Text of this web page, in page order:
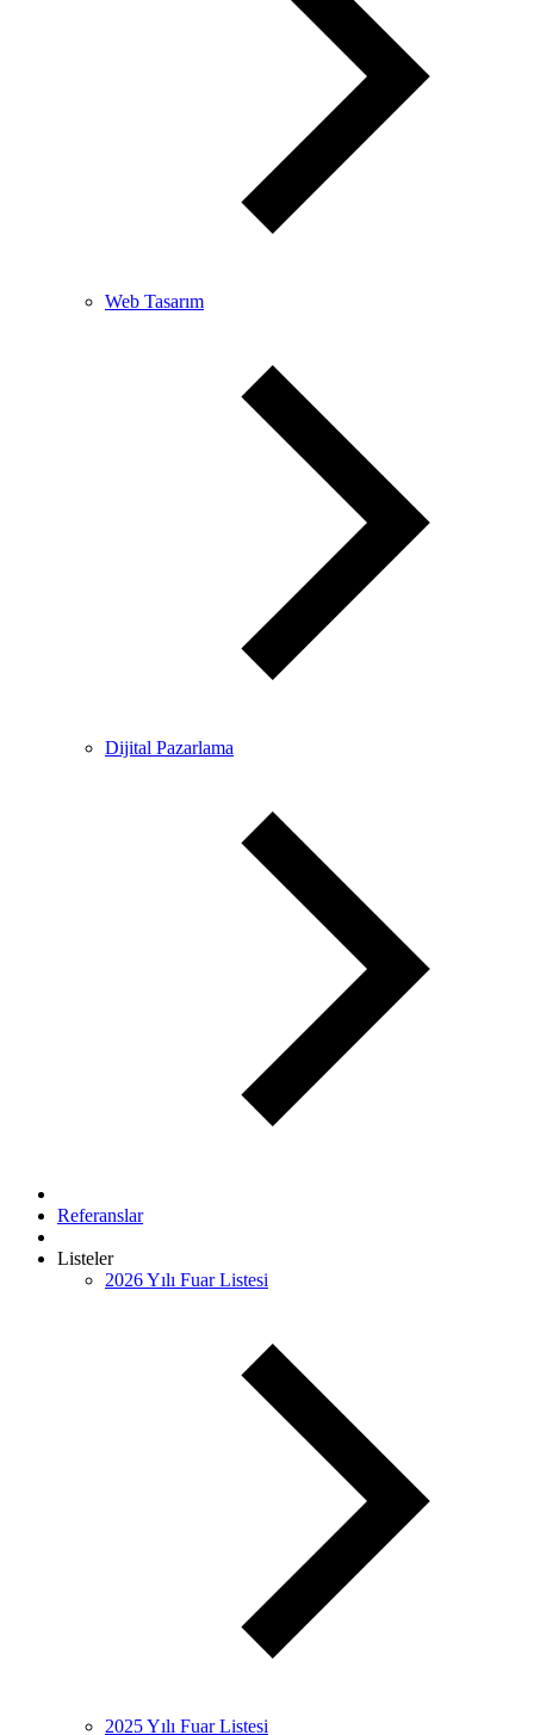
Web Tasarım
Dijital Pazarlama
Referanslar
Listeler
2026 Yılı Fuar Listesi
2025 Yılı Fuar Listesi